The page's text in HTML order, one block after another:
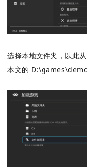
选择本地文件夹，以此
本文的